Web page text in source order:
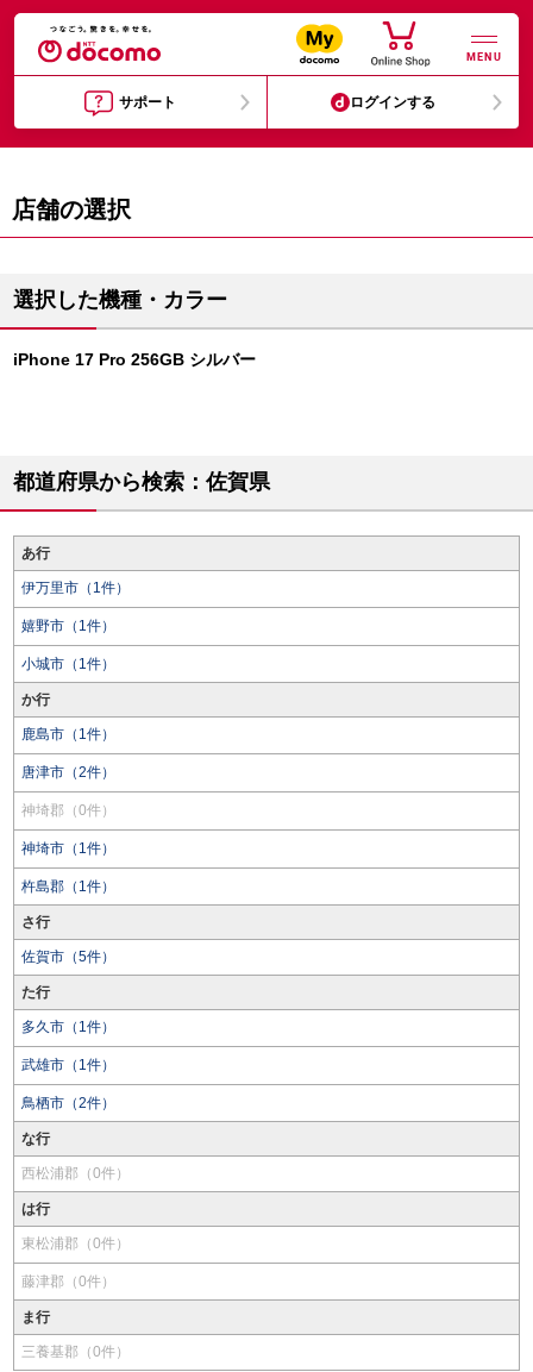
MENU
サポート ログインする
店舗の選択
選択した機種・カラー
iPhone 17 Pro 256GB シルバー
都道府県から検索：佐賀県
あ行
伊万里市（1件）
嬉野市（1件）
小城市（1件）
か行
鹿島市（1件）
唐津市（2件）
神埼郡（0件）
神埼市（1件）
杵島郡（1件）
さ行
佐賀市（5件）
た行
多久市（1件）
武雄市（1件）
鳥栖市（2件）
な行
西松浦郡（0件）
は行
東松浦郡（0件）
藤津郡（0件）
ま行
三養基郡（0件）